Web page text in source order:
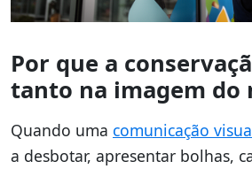
Por que a
tanto na imagem do
Quando uma comunicação
a desbotar, apresentar bolhas,